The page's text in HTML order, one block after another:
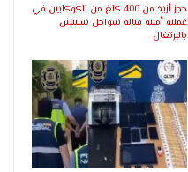
حجز أزيد من 400 كلغ من الكوكايين في
عملية أمنية قبالة سواحل سينيس
بالبرتغال